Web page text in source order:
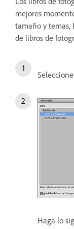
mejores
tamaño y temas,
de libros de
Seleccione
Haga lo